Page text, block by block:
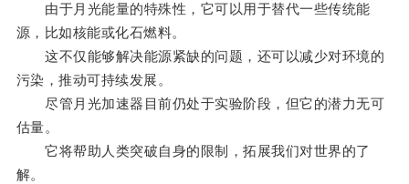
由于月光能量的特殊性，它可以用于替代一些传统能
源，比如核能或化石燃料。
这不仅能够解决能源紧缺的问题，还可以减少对环境的
污染，推动可持续发展。
尽管月光加速器目前仍处于实验阶段，但它的潜力无可
估量。
它将帮助人类突破自身的限制，拓展我们对世界的了
解。